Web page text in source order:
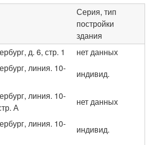
Серия, тип
постройки
здания
д. 6, стр. 1
нет данных
линия. 10-
индивид.
линия. 10-
А
нет данных
линия. 10-
индивид.